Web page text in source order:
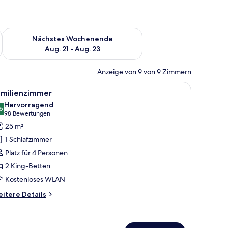
Aug. 14 - Aug. 16.
Nächstes Wochenende
Aug. 21 - Aug. 23
Überprüfe die Verfügbarkeit für nächstes Wochenende, Aug.
Anzeige von 9 von 9 Zimmern
mit Vorhängen.
Fernseher, Schreibtisch, Stuhl und einer Tür zu einem weiteren Raum.
Ein Hotelzimmer mit zwei Betten, einem
5
von 10
Hervorragend
98 Bewertungen
(98
Bewertungen)
25 m²
1 Schlafzimmer
Platz für 4 Personen
2 King-Betten
Kostenloses WLAN
Details